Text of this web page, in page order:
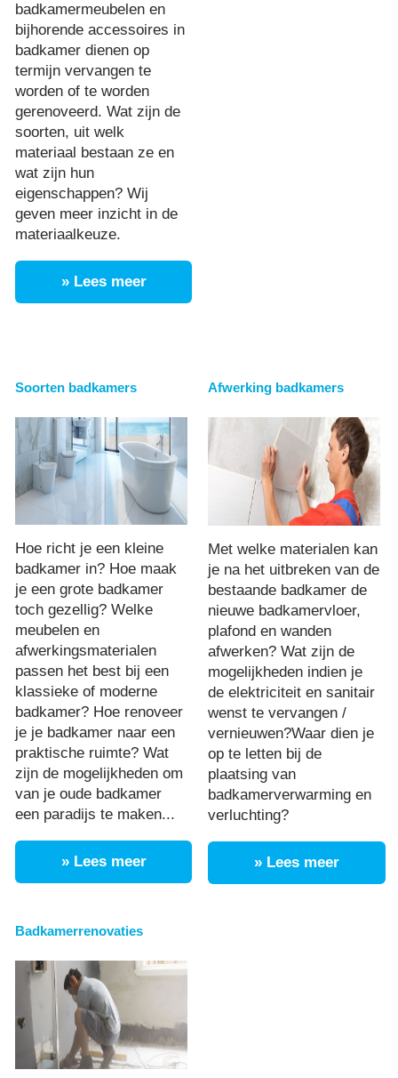
badkamermeubelen en
bijhorende accessoires in
badkamer dienen op
termijn vervangen te
worden of te worden
gerenoveerd. Wat zijn de
soorten, uit welk
materiaal bestaan ze en
wat zijn hun
eigenschappen? Wij
geven meer inzicht in de
materiaalkeuze.
» Lees meer
Soorten badkamers
Hoe richt je een kleine
badkamer in? Hoe maak
je een grote badkamer
toch gezellig? Welke
meubelen en
afwerkingsmaterialen
passen het best bij een
klassieke of moderne
badkamer? Hoe renoveer
je je badkamer naar een
praktische ruimte? Wat
zijn de mogelijkheden om
van je oude badkamer
een paradijs te maken...
» Lees meer
Afwerking badkamers
Met welke materialen kan
je na het uitbreken van de
bestaande badkamer de
nieuwe badkamervloer,
plafond en wanden
afwerken? Wat zijn de
mogelijkheden indien je
de elektriciteit en sanitair
wenst te vervangen /
vernieuwen?Waar dien je
op te letten bij de
plaatsing van
badkamerverwarming en
verluchting?
» Lees meer
Badkamerrenovaties